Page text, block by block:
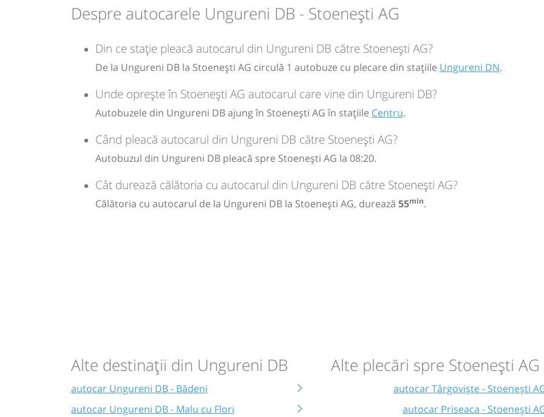
Sursa: GRUP ATYC SRL| Ultima actualizare: 11/2025
Despre autocarele Ungureni DB - Stoenești AG
Din ce stație pleacă autocarul din Ungureni DB către Stoenești AG?
De la Ungureni DB la Stoenești AG circulă 1 autobuze cu plecare din stațiile Ungureni DN.
Unde oprește în Stoenești AG autocarul care vine din Ungureni DB?
Autobuzele din Ungureni DB ajung în Stoenești AG în stațiile Centru.
Când pleacă autocarul din Ungureni DB către Stoenești AG?
Autobuzul din Ungureni DB pleacă spre Stoenești AG la 08:20.
Cât durează călătoria cu autocarul din Ungureni DB către Stoenești AG?
Călătoria cu autocarul de la Ungureni DB la Stoenești AG, durează 55min.
Alte destinații din Ungureni DB
autocar Ungureni DB - Bădeni
autocar Ungureni DB - Malu cu Flori
Alte plecări spre Stoenești AG
autocar Târgoviște - Stoenești
autocar Priseaca - Stoenești